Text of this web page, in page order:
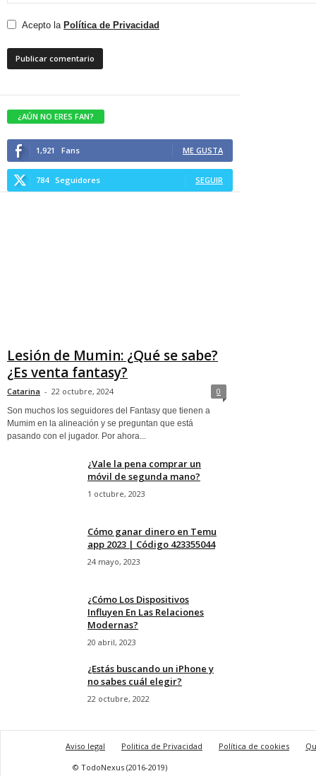
Acepto la Política de Privacidad
¿AÚN NO ERES FAN?
1,921 Fans ME GUSTA
784 Seguidores SEGUIR
Lesión de Mumin: ¿Qué se sabe?
¿Es venta fantasy?
Catarina - 22 octubre, 2024 0
Son muchos los seguidores del Fantasy que tienen a
Mumim en la alineación y se preguntan que está
pasando con el jugador. Por ahora...
¿Vale la pena comprar un
móvil de segunda mano?
1 octubre, 2023
Cómo ganar dinero en Temu
app 2023 | Código 423355044
24 mayo, 2023
¿Cómo Los Dispositivos
Influyen En Las Relaciones
Modernas?
20 abril, 2023
¿Estás buscando un iPhone y
no sabes cuál elegir?
22 octubre, 2022
Aviso legal Politica de Privacidad Política de cookies
© TodoNexus (2016-2019)